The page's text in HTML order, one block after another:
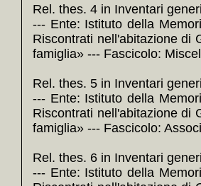
Rel. thes. 4 in Inventari
--- Ente: Istituto della
Riscontrati nell'abitazione di
famiglia» --- Fascicolo:
Rel. thes. 5 in Inventari
--- Ente: Istituto della
Riscontrati nell'abitazione di
famiglia» --- Fascicolo:
Rel. thes. 6 in Inventari
--- Ente: Istituto della